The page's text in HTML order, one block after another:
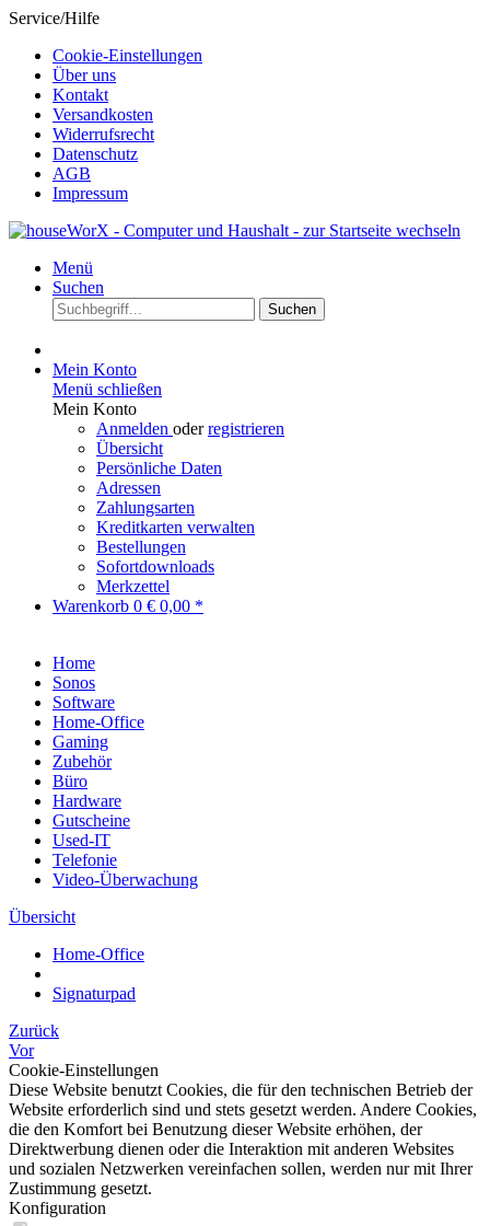
Service/Hilfe
Cookie-Einstellungen
Über uns
Kontakt
Versandkosten
Widerrufsrecht
Datenschutz
AGB
Impressum
Menü
Suchen
Suchen
Mein Konto
Menü schließen
Mein Konto
Anmelden oderregistrieren
Übersicht
Persönliche Daten
Adressen
Zahlungsarten
Kreditkarten verwalten
Bestellungen
Sofortdownloads
Merkzettel
Warenkorb 0 € 0,00 *
Home
Sonos
Software
Home-Office
Gaming
Zubehör
Büro
Hardware
Gutscheine
Used-IT
Telefonie
Video-Überwachung
Übersicht
Home-Office
Signaturpad
Zurück
Vor
Cookie-Einstellungen
Diese Website benutzt Cookies, die für den technischen Betrieb der
Website erforderlich sind und stets gesetzt werden. Andere Cookies,
die den Komfort bei Benutzung dieser Website erhöhen, der
Direktwerbung dienen oder die Interaktion mit anderen Websites
und sozialen Netzwerken vereinfachen sollen, werden nur mit Ihrer
Zustimmung gesetzt.
Konfiguration